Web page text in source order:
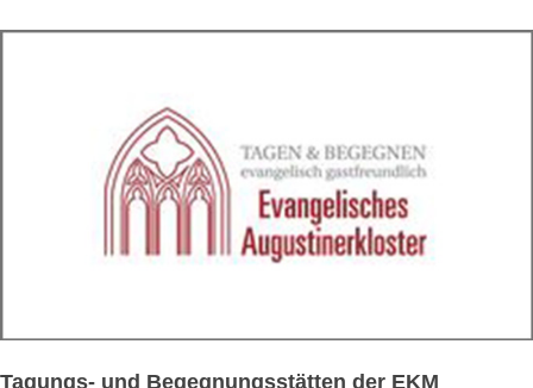
Tagungs- und Begegnungsstätten der EKM